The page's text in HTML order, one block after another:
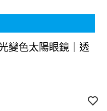
變色太陽眼鏡｜透